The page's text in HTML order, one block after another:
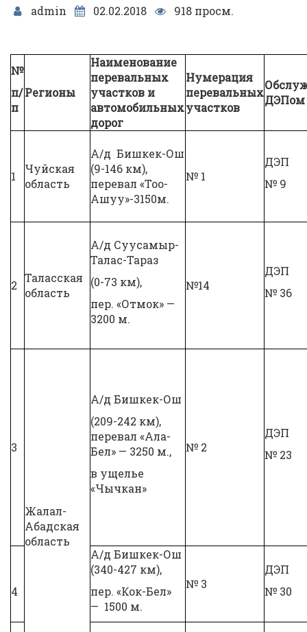
admin 02.02.2018 918 просм.
№
п/
п
Регионы
Наименование
перевальных
участков и
автомобильных
дорог
Нумерация
перевальных
участков
ДЭПом
1
Чуйская
область
А/д Бишкек-Ош
(9-146 км),
перевал «Тоо-
Ашуу»-3150м.
№ 1
ДЭП
№ 9
2
Таласская
область
А/д Суусамыр-
Талас-Тараз
(0-73 км),
пер. «Отмок» —
3200 м.
№14
ДЭП
№ 36
3
Жалал-
Абадская
область
А/д Бишкек-Ош
(209-242 км),
перевал «Ала-
Бел» — 3250 м.,
в ущелье
«Чычкан»
№ 2
ДЭП
№ 23
4
А/д Бишкек-Ош
(340-427 км),
пер. «Кок-Бел»
— 1500 м.
№ 3
ДЭП
№ 30